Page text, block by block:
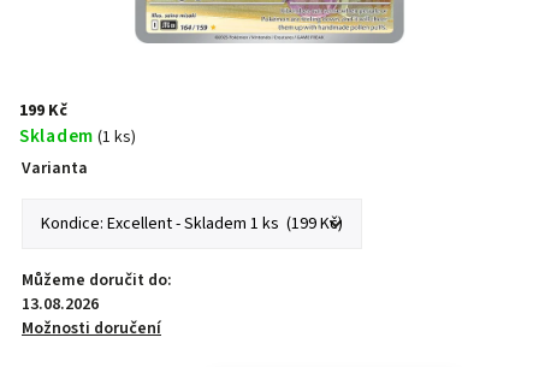
199 Kč
Skladem (1 ks)
Varianta
Můžeme doručit do:
13.08.2026
Možnosti doručení